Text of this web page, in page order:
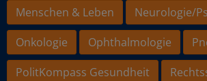
Menschen & Leben
Neurologie/
Onkologie
Ophthalmologie
PolitKompass Gesundheit